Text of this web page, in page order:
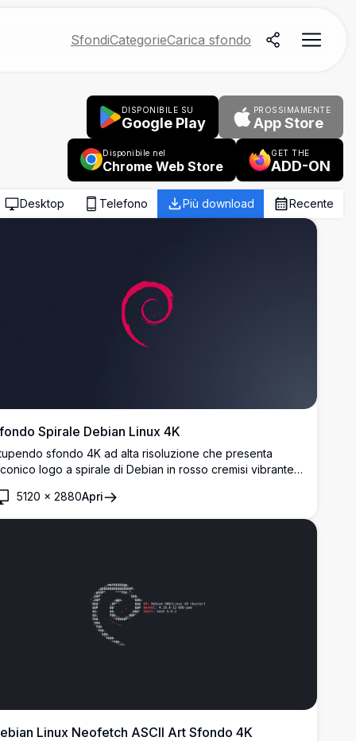
SfondiCategorieCarica sfondo
DISPONIBILE SU
Google Play
PROSSIMAMENTE
App Store
Disponibile nel
Chrome Web Store
GET THE
ADD-ON
Desktop Telefono Più download Recente
Spirale Debian Linux 4K
sfondo 4K ad alta risoluzione che presenta
logo a spirale di Debian in rosso cremisi vibrante
di Linux e gli utenti Debian che desiderano
il proprio desktop con un design elegante
5120 × 2880Apri
Linux Neofetch ASCII Art Sfondo 4K